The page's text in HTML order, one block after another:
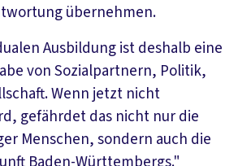
übernehmen.
Ausbildung ist deshalb eine
von Sozialpartnern, Politik,
Wenn jetzt nicht
gefährdet das nicht nur die
Menschen, sondern auch die